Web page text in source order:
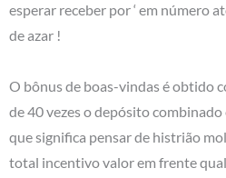
esperar receber por ‘ em número
de azar !
O bônus de boas-vindas é obtido
de 40 vezes o depósito
que significa pensar de histrião
total incentivo valor em frente